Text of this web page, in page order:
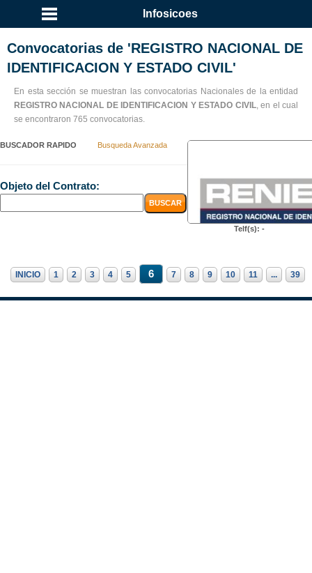
Infosicoes
Convocatorias de 'REGISTRO NACIONAL DE
IDENTIFICACION Y ESTADO CIVIL'
En esta sección se muestran las convocatorias Nacionales de la entidad
REGISTRO NACIONAL DE IDENTIFICACION Y ESTADO CIVIL, en el cual
se encontraron 765 convocatorias.
BUSCADOR RAPIDO Busqueda Avanzada
Objeto del Contrato:
Telf(s): -
INICIO 1 2 3 4 5 6 7 8 9 10 11 ... 39